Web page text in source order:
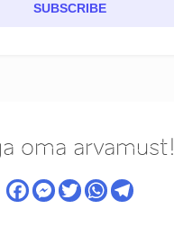
SUBSCRIBE
oma arvamust!